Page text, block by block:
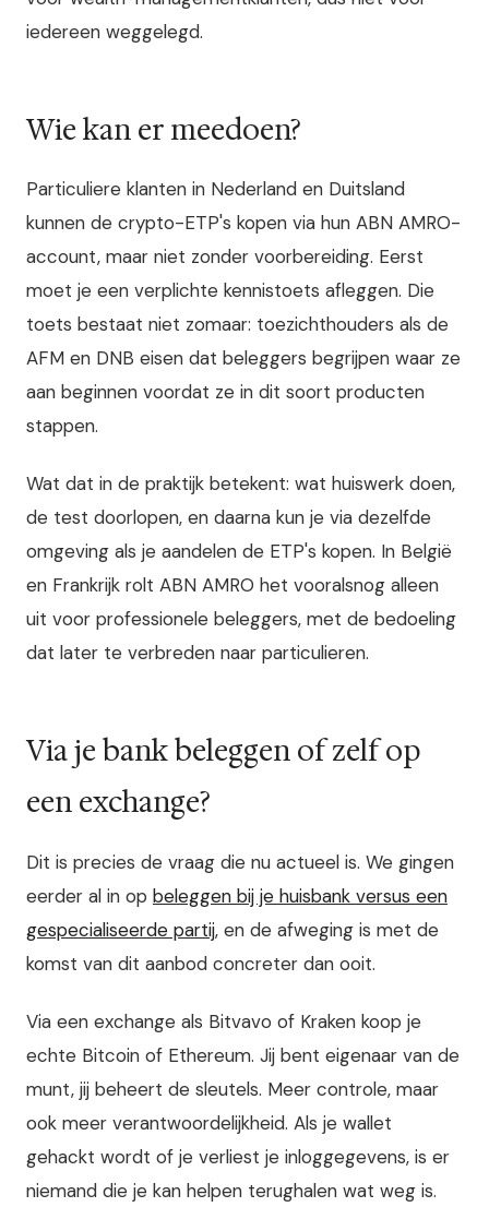
iedereen weggelegd.
Wie kan er meedoen?
Particuliere klanten in Nederland en Duitsland
kunnen de crypto-ETP's kopen via hun ABN AMRO-
account, maar niet zonder voorbereiding. Eerst
moet je een verplichte kennistoets afleggen. Die
toets bestaat niet zomaar: toezichthouders als de
AFM en DNB eisen dat beleggers begrijpen waar ze
aan beginnen voordat ze in dit soort producten
stappen.
Wat dat in de praktijk betekent: wat huiswerk doen,
de test doorlopen, en daarna kun je via dezelfde
omgeving als je aandelen de ETP's kopen. In België
en Frankrijk rolt ABN AMRO het vooralsnog alleen
uit voor professionele beleggers, met de bedoeling
dat later te verbreden naar particulieren.
Via je bank beleggen of zelf op
een exchange?
Dit is precies de vraag die nu actueel is. We gingen
eerder al in op beleggen bij je huisbank versus een
gespecialiseerde partij, en de afweging is met de
komst van dit aanbod concreter dan ooit.
Via een exchange als Bitvavo of Kraken koop je
echte Bitcoin of Ethereum. Jij bent eigenaar van de
munt, jij beheert de sleutels. Meer controle, maar
ook meer verantwoordelijkheid. Als je wallet
gehackt wordt of je verliest je inloggegevens, is er
niemand die je kan helpen terughalen wat weg is.